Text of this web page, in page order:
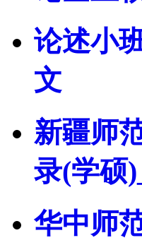
论述小
文
新疆师
录(学硕
华中师